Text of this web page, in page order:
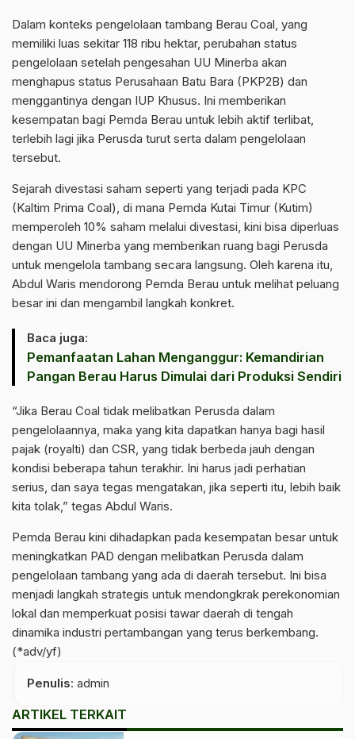
Dalam konteks pengelolaan tambang Berau Coal, yang
memiliki luas sekitar 118 ribu hektar, perubahan status
pengelolaan setelah pengesahan UU Minerba akan
menghapus status Perusahaan Batu Bara (PKP2B) dan
menggantinya dengan IUP Khusus. Ini memberikan
kesempatan bagi Pemda Berau untuk lebih aktif terlibat,
terlebih lagi jika Perusda turut serta dalam pengelolaan
tersebut.
Sejarah divestasi saham seperti yang terjadi pada KPC
(Kaltim Prima Coal), di mana Pemda Kutai Timur (Kutim)
memperoleh 10% saham melalui divestasi, kini bisa diperluas
dengan UU Minerba yang memberikan ruang bagi Perusda
untuk mengelola tambang secara langsung. Oleh karena itu,
Abdul Waris mendorong Pemda Berau untuk melihat peluang
besar ini dan mengambil langkah konkret.
Baca juga:
Pemanfaatan Lahan Menganggur: Kemandirian
Pangan Berau Harus Dimulai dari Produksi Sendiri
“Jika Berau Coal tidak melibatkan Perusda dalam
pengelolaannya, maka yang kita dapatkan hanya bagi hasil
pajak (royalti) dan CSR, yang tidak berbeda jauh dengan
kondisi beberapa tahun terakhir. Ini harus jadi perhatian
serius, dan saya tegas mengatakan, jika seperti itu, lebih baik
kita tolak,” tegas Abdul Waris.
Pemda Berau kini dihadapkan pada kesempatan besar untuk
meningkatkan PAD dengan melibatkan Perusda dalam
pengelolaan tambang yang ada di daerah tersebut. Ini bisa
menjadi langkah strategis untuk mendongkrak perekonomian
lokal dan memperkuat posisi tawar daerah di tengah
dinamika industri pertambangan yang terus berkembang.
(*adv/yf)
Penulis: admin
ARTIKEL TERKAIT